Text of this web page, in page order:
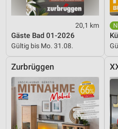
20,1 km
Gäste Bad 01-2026
Gültig bis Mo. 31.08.
Zurbrüggen
Erstellung von Profilen zur
Verwendung von Profilen zur
personalisierter Inhalte
Messung der Werbeleistung
Messung der Performance von
Analyse von Zielgruppen durch
Kombinationen von Daten aus
Quellen